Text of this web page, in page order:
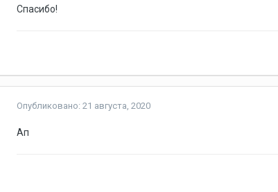
Спасибо!
Опубликовано: 21 августа, 2020
Ап